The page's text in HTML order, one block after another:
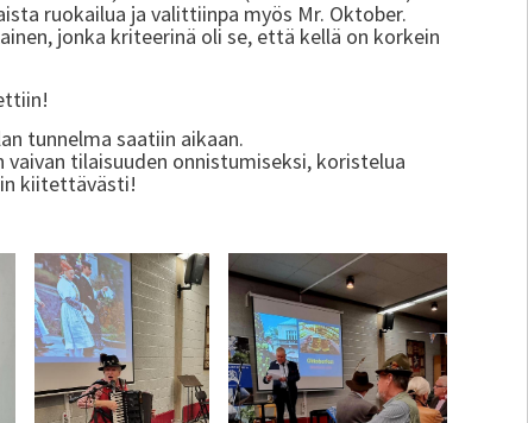
ruokailua ja valittiinpa myös Mr. Oktober.
jonka kriteerinä oli se, että kellä on korkein
tunnelma saatiin aikaan.
tilaisuuden onnistumiseksi, koristelua
kiitettävästi!